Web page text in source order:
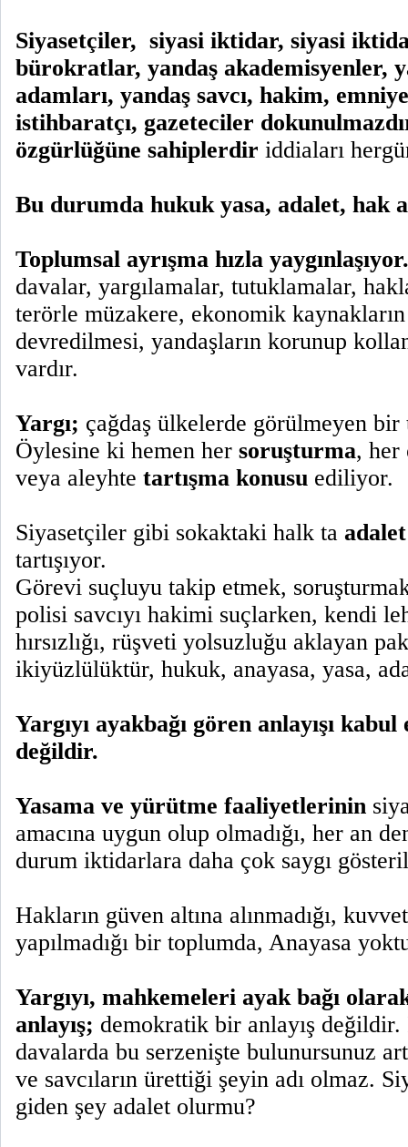
Siyasetçiler, siyasi iktidar, siyasi
bürokratlar, yandaş akademisyenler,
adamları, yandaş savcı, hakim,
istihbaratçı, gazeteciler
özgürlüğüne sahiplerdir iddiaları
Bu durumda hukuk yasa, adalet, hak
Toplumsal ayrışma hızla yaygınlaşıyor.
davalar, yargılamalar, tutuklamalar,
terörle müzakere, ekonomik kaynakların
devredilmesi, yandaşların korunup
vardır.
Yargı; çağdaş ülkelerde görülmeyen bir
Öylesine ki hemen her soruşturma, her
veya aleyhte tartışma konusu ediliyor.
Siyasetçiler gibi sokaktaki halk ta
tartışıyor.
Görevi suçluyu takip etmek,
polisi savcıyı hakimi suçlarken, kendi
hırsızlığı, rüşveti yolsuzluğu aklayan
ikiyüzlülüktür, hukuk, anayasa, yasa,
Yargıyı ayakbağı gören anlayışı
değildir.
Yasama ve yürütme faaliyetlerinin
amacına uygun olup olmadığı, her an
durum iktidarlara daha çok saygı
Hakların güven altına alınmadığı,
yapılmadığı bir toplumda, Anayasa
Yargıyı, mahkemeleri ayak bağı
anlayış; demokratik bir anlayış
davalarda bu serzenişte bulunursunuz
ve savcıların ürettiği şeyin adı olmaz.
giden şey adalet olurmu?